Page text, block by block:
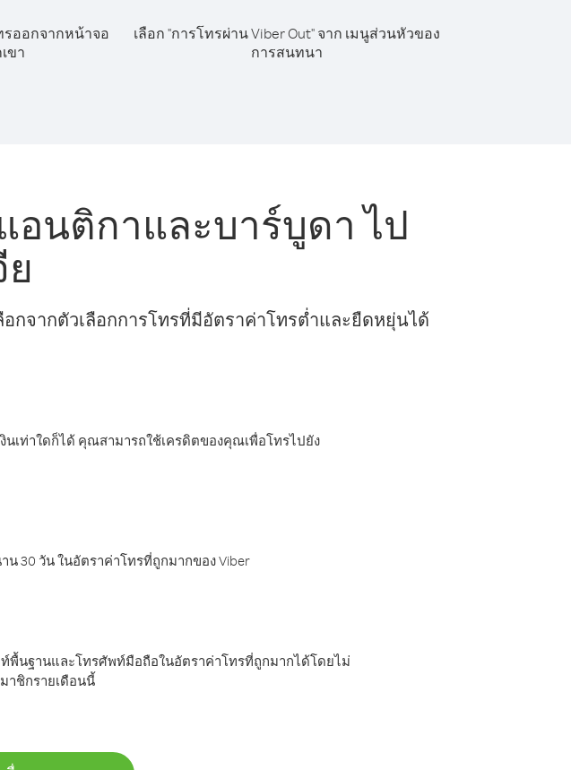
รออกจากหน้าจอ
ขา
เลือก "การโทรผ่าน Viber Out" จาก เมนูส่วนหัวของ
การสนทนา
อนติกาและบาร์บูดา ไป
จากตัวเลือกการโทรที่มีอัตราค่าโทรต่ำและยืดหยุ่นได้
นเท่าใดก็ได้ คุณสามารถใช้เครดิตของคุณเพื่อโทรไปยัง
30 วัน ในอัตราค่าโทรที่ถูกมากของ Viber
พื้นฐานและโทรศัพท์มือถือในอัตราค่าโทรที่ถูกมากได้โดยไม่
าชิกรายเดือนนี้